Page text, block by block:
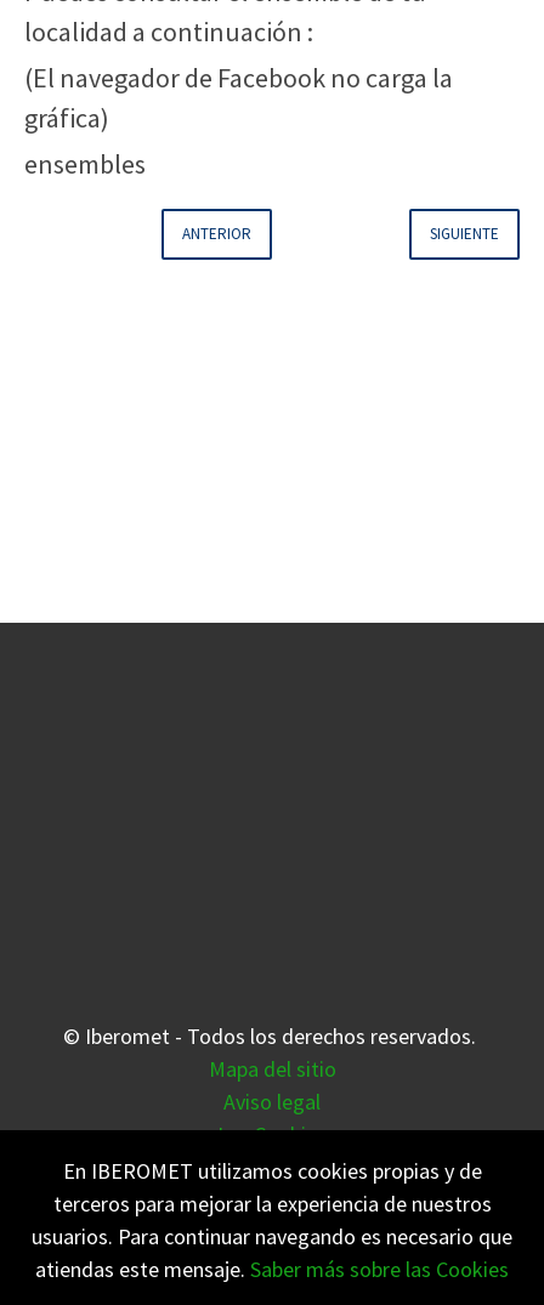
localidad a continuación :
(El navegador de Facebook no carga la
gráfica)
ensembles
ANTERIOR SIGUIENTE
© Iberomet - Todos los derechos reservados.
Mapa del sitio
Aviso legal
Las Cookies
Meteovigo
Notificaciones Push
En IBEROMET utilizamos cookies propias y de
terceros para mejorar la experiencia de nuestros
usuarios. Para continuar navegando es necesario que
atiendas este mensaje. Saber más sobre las Cookies